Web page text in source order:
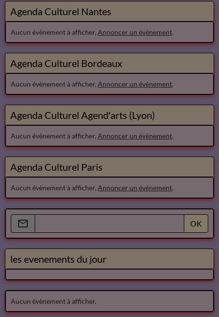
Agenda Culturel Nantes
Aucun évènement à afficher, Annoncer un évènement.
Agenda Culturel Bordeaux
Aucun évènement à afficher, Annoncer un évènement.
Agenda Culturel Agend'arts (Lyon)
Aucun évènement à afficher, Annoncer un évènement.
Agenda Culturel Paris
Aucun évènement à afficher, Annoncer un évènement.
OK
les evenements du jour
Aucun évènement à afficher.